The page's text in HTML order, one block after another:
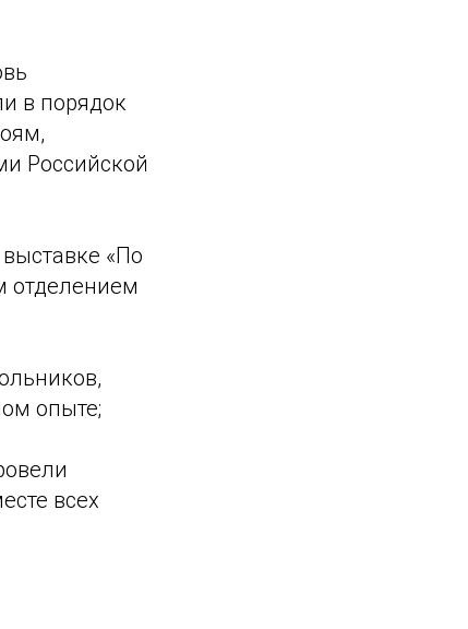
в порядок
Российской
«По
отделением
опыте;
всех